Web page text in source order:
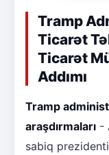
Tramp
Ticarət
Ticarət
Addımı
Tramp
araşdırmaları -
sabiq